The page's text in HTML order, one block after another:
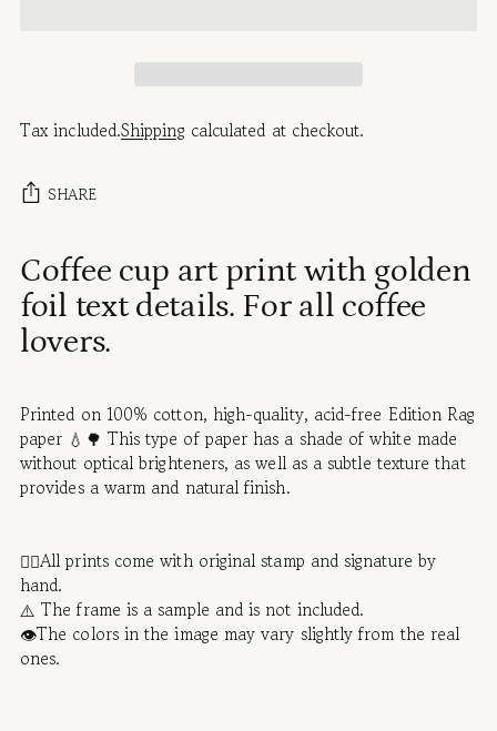
Tax included.Shipping calculated at checkout.
SHARE
Adding
product
to
your
cart
Coffee cup art print with golden
foil text details. For all coffee
lovers.
Printed on 100% cotton, high-quality, acid-free Edition Rag
paper 💧🌳 This type of paper has a shade of white made
without optical brighteners, as well as a subtle texture that
provides a warm and natural finish.
✍🏻All prints come with original stamp and signature by
hand.
⚠️ The frame is a sample and is not included.
👁️The colors in the image may vary slightly from the real
ones.